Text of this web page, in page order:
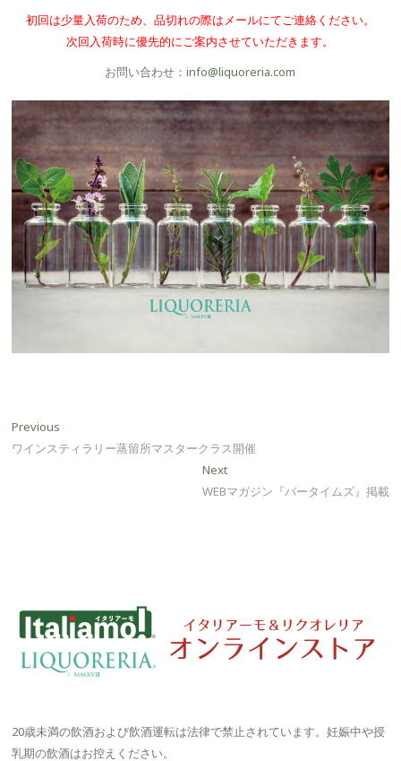
初回は少量入荷のため、品切れの際はメールにてご連絡ください。
次回入荷時に優先的にご案内させていただきます。
お問い合わせ：info@liquoreria.com
投
稿
ョ
ン
Previous
post:
ワインスティラリー蒸留所マスタークラス開催
NextNext
post:
WEBマガジン『バータイムズ』掲載
20歳未満の飲酒および飲酒運転は法律で禁止されています。妊娠中や授
乳期の飲酒はお控えください。